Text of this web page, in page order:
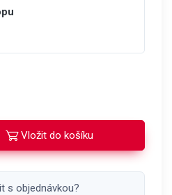
Vložit do košíku
s objednávkou?